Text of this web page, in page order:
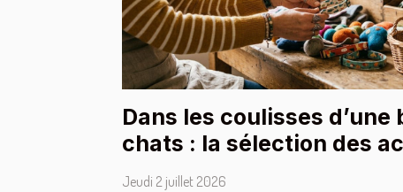
Dans les coulisses
chats : la sélection des
Jeudi 2 juillet 2026